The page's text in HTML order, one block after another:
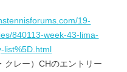
19-
840113-week-43-lima-
list%5D.html
クレー）CHのエントリー